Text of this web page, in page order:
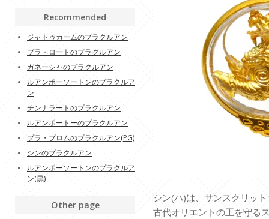
シン(ハ)は、サンスクリッ
古代オリエントの王を守る
Recommended
ジャトゥカームのプラクルアン
プラ・ロートのプラクルアン
ガネーシャのプラクルアン
ルアンポーソートンのプラクルア
ン
チンナラートのプラクルアン
ルアンポートーのプラクルアン
プラ・プロムのプラクルアン(PG)
シンのプラクルアン
ルアンポーソートンのプラクルア
ン(黒)
Other page